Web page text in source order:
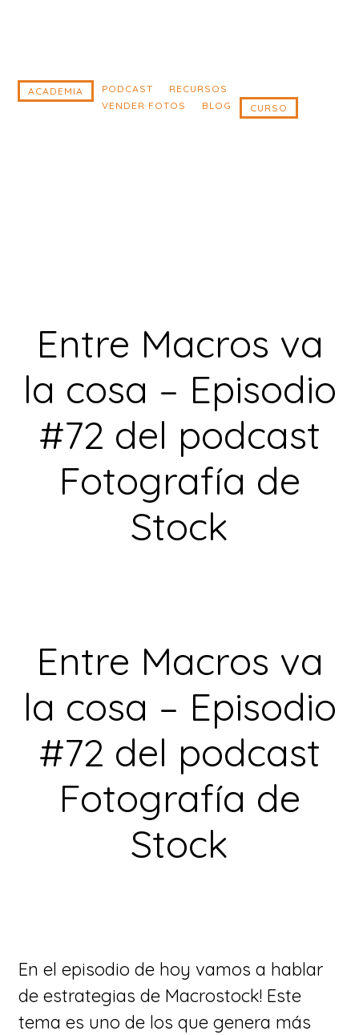
principal
ACADEMIA PODCAST
RECURSOS
VENDER FOTOS
BLOG CURSO
Entre Macros va
la cosa – Episodio
#72 del podcast
Fotografía de
Stock
Entre Macros va
la cosa – Episodio
#72 del podcast
Fotografía de
Stock
En el episodio de hoy vamos a hablar
de estrategias de Macrostock! Este
tema es uno de los que genera más